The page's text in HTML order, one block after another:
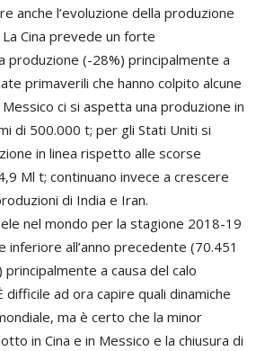
anche l’evoluzione della produzione
Cina prevede un forte
produzione (-28%) principalmente a
primaverili che hanno colpito alcune
ci si aspetta una produzione in
di 500.000 t; per gli Stati Uniti si
in linea rispetto alle scorse
Ml t; continuano invece a crescere
di India e Iran.
nel mondo per la stagione 2018-19
inferiore all’anno precedente (70.451
a causa del calo
ad ora capire quali dinamiche
ma è certo che la minor
in Cina e in Messico e la chiusura di